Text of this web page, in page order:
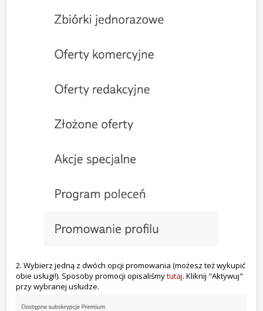
2. Wybierz jedną z dwóch opcji promowania (możesz też wykupić
obie usługi!). Sposoby promocji opisaliśmytutaj. Kliknij "Aktywuj"
przy wybranej usłudze.